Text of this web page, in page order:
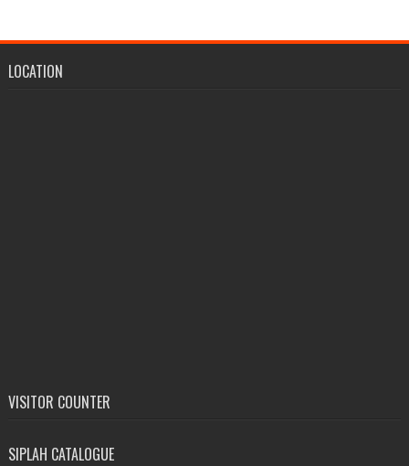
LOCATION
VISITOR COUNTER
SIPLAH CATALOGUE